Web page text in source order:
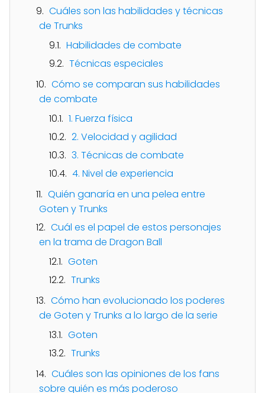
Cuáles son las habilidades y técnicas
de Trunks
Habilidades de combate
Técnicas especiales
Cómo se comparan sus habilidades
de combate
1. Fuerza física
2. Velocidad y agilidad
3. Técnicas de combate
4. Nivel de experiencia
Quién ganaría en una pelea entre
Goten y Trunks
Cuál es el papel de estos personajes
en la trama de Dragon Ball
Goten
Trunks
Cómo han evolucionado los poderes
de Goten y Trunks a lo largo de la serie
Goten
Trunks
Cuáles son las opiniones de los fans
sobre quién es más poderoso